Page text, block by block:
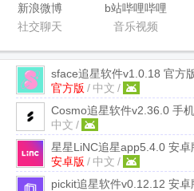
新浪微博
Weibo手机版
社交聊天
b站哔哩哔哩
app手机版
音乐视频
sface追星软件v1.0.18 官方
官方版 / 中文 /
Cosmo追星软件v2.36.0 手
中文 /
星星LiNC追星app5.4.0 安卓
安卓版 / 中文 /
pickit追星软件v0.12.12 安卓